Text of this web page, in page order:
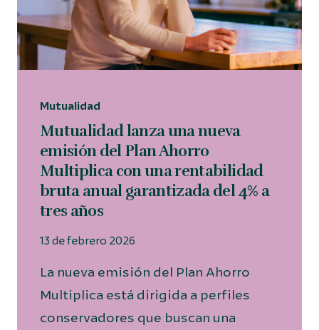
Mutualidad
Mutualidad lanza una nueva
emisión del Plan Ahorro
Multiplica con una rentabilidad
bruta anual garantizada del 4% a
tres años
13 de febrero 2026
La nueva emisión del Plan Ahorro
Multiplica está dirigida a perfiles
conservadores que buscan una